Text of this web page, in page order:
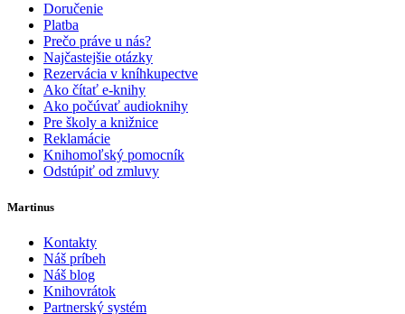
Doručenie
Platba
Prečo práve u nás?
Najčastejšie otázky
Rezervácia v kníhkupectve
Ako čítať e-knihy
Ako počúvať audioknihy
Pre školy a knižnice
Reklamácie
Knihomoľský pomocník
Odstúpiť od zmluvy
Martinus
Kontakty
Náš príbeh
Náš blog
Knihovrátok
Partnerský systém